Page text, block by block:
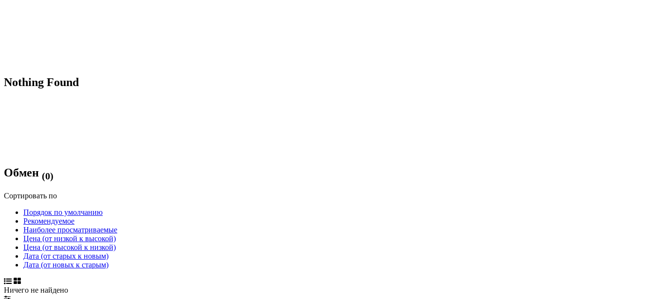
Nothing Found
Обмен (0)
Сортировать по
Порядок по умолчанию
Рекомендуемое
Наиболее просматриваемые
Цена (от низкой к высокой)
Цена (от высокой к низкой)
Дата (от старых к новым)
Дата (от новых к старым)
Ничего не найдено